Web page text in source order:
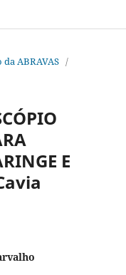
ABRAVAS /
E